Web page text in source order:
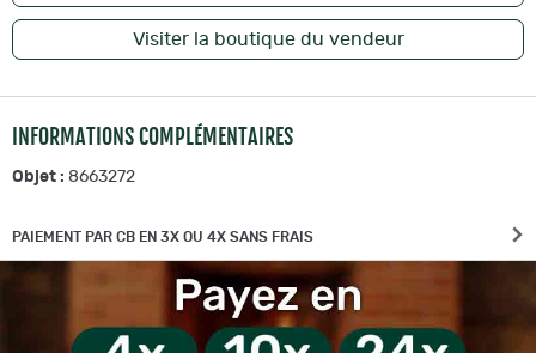
Visiter la boutique du vendeur
INFORMATIONS COMPLÉMENTAIRES
Objet : 8663272
PAIEMENT PAR CB EN 3X OU 4X SANS FRAIS